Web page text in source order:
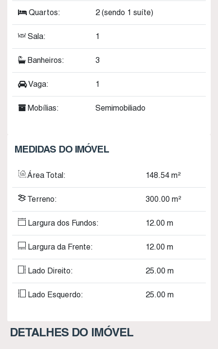
Quartos: 2 (sendo 1 suíte)
Sala: 1
Banheiros: 3
Vaga: 1
Mobílias: Semimobiliado
MEDIDAS DO IMÓVEL
Área Total: 148.54 m²
Terreno: 300.00 m²
Largura dos Fundos: 12.00 m
Largura da Frente: 12.00 m
Lado Direito: 25.00 m
Lado Esquerdo: 25.00 m
DETALHES DO IMÓVEL